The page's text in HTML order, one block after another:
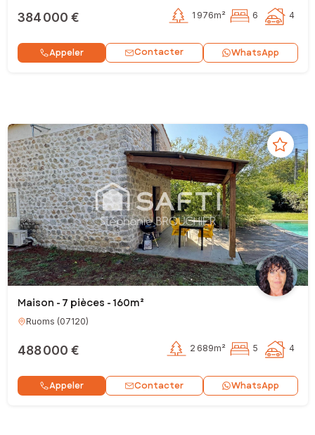
384 000 € 1 976m² 6 4
Appeler Contacter WhatsApp
Maison - 7 pièces - 160m²
Ruoms (07120)
488 000 € 2 689m² 5 4
Appeler Contacter WhatsApp